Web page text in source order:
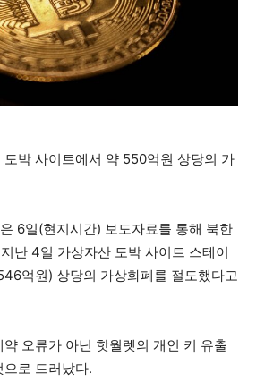
박 사이트에서 약 550억원 상당의 가
6일(현지시간) 보도자료를 통해 북한
난 4일 가상자산 도박 사이트 스테이
억원) 상당의 가상화폐를 절도했다고
오류가 아닌 핫월렛의 개인 키 유출
로 드러났다.